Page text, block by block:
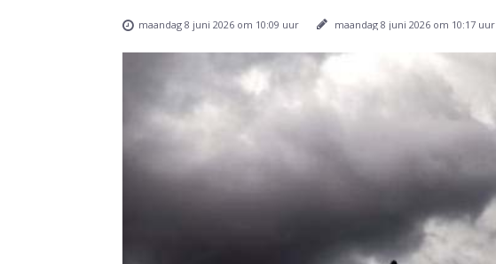
maandag 8 juni 2026 om 10:09 uur maandag 8 juni 2026 om 10:17 uur